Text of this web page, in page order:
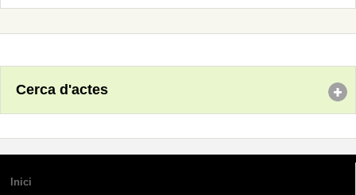
Cerca d'actes
Inici